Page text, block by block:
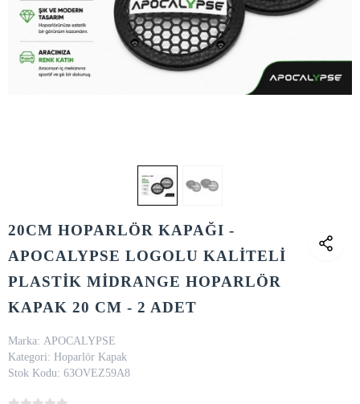
20CM HOPARLÖR KAPAĞI -
APOCALYPSE LOGOLU KALİTELİ
PLASTİK MİDRANGE HOPARLÖR
KAPAK 20 CM - 2 ADET
Marka: APOCALYPSE
Kategori: Hoparlör Kapak
Stok Kodu: 63OVEZ59A8